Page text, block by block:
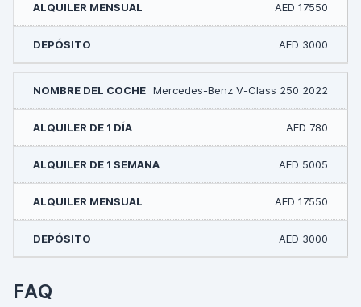
AED 17550
AED 3000
Mercedes-Benz V-Class 250 2022
AED 780
AED 5005
AED 17550
AED 3000
FAQ